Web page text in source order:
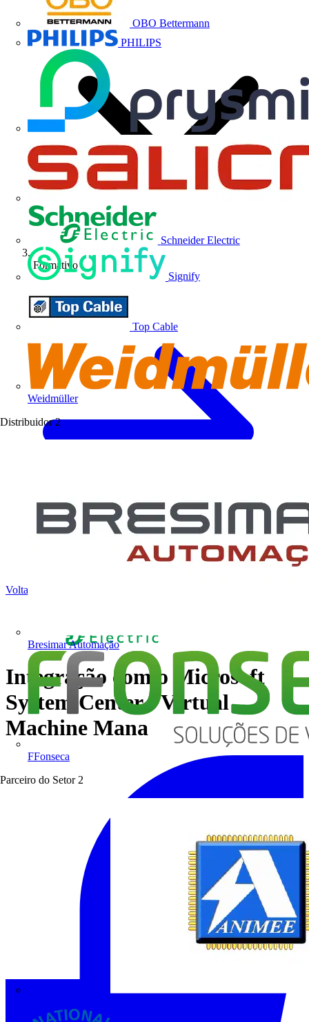
OBO Bettermann
PHILIPS
Schneider Electric
Signify
Top Cable
Weidmüller
Distribuidor 2
Bresimar Automação
FFonseca
Parceiro do Setor 2
Formativo
Voltar para Notícias
Integração com o Microsoft
System Center - Virtual
Machine Mana